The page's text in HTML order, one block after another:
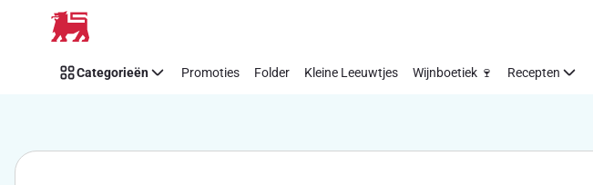
Overslaan
Makkelijk
Categorieën Promoties Folder Kleine Leeuwtjes Wijnboetiek 🍷 Recepten